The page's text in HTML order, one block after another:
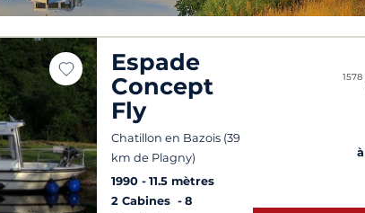
Espade
Concept
Fly
Chatillon en Bazois (39
km de Plagny)
1990
11.5 mètres
2 Cabines
8